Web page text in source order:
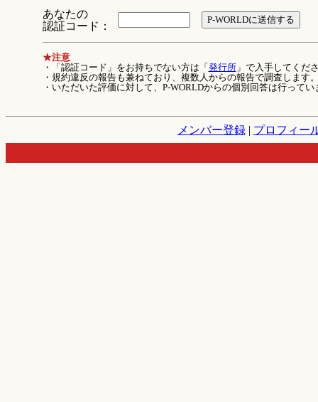
あなたの
認証コード：
★注意
・「認証コード」をお持ちでない方は「 発行所」で入手してくだ
・規約違反の報告も兼ねており、複数人からの報告で調査します
・いただいた評価に対して、P-WORLDからの個別回答は行ってい
メンバー登録| プロフィー